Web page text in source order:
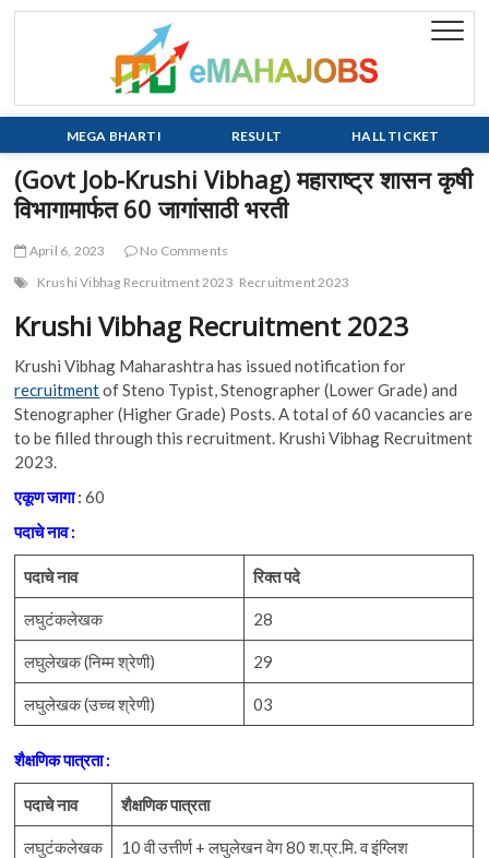
Skip
MEGA BHARTI RESULT HALL TICKET
(Govt Job-Krushi Vibhag) महाराष्ट्र शासन कृषी
विभागामार्फत 60 जागांसाठी भरती
April 6, 2023
No Comments
Krushi Vibhag Recruitment 2023 Recruitment 2023
Krushi Vibhag Recruitment 2023
Krushi Vibhag Maharashtra has issued notification for
recruitmentof Steno Typist, Stenographer (Lower Grade) and
Stenographer (Higher Grade) Posts. A total of 60 vacancies are
to be filled through this recruitment. Krushi Vibhag Recruitment
2023.
एकूण जागा:60
पदाचे नाव :
पदाचेनाव रिक्तपदे
लघुटंकलेखक 28
लघुलेखक (निम्म श्रेणी) 29
लघुलेखक (उच्च श्रेणी) 03
शैक्षणिक पात्रता :
पदाचेनाव शैक्षणिक पात्रता
लघुटंकलेखक
10 वी उत्तीर्ण + लघुलेखन वेग 80 श.प्र.मि. व इंग्लिश